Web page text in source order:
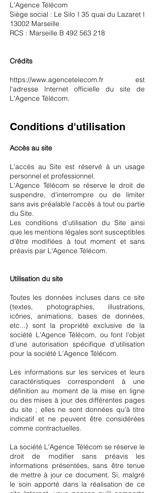
L'Agence Télécom
Siège social : Le Silo I 35 quai du Lazaret I
13002 Marseille
RCS : Marseille B 492 563 218
Crédits
https://www.agencetelecom.fr est
l'adresse Internet officielle du site de
L'Agence Télécom.
Conditions d'utilisation
Accès au site
L'accès au Site est réservé à un usage
personnel et professionnel.
L'Agence Télécom se réserve le droit de
suspendre, d'interrompre ou de limiter
sans avis préalable l'accès à tout ou partie
du Site.
Les conditions d’utilisation du Site ainsi
que les mentions légales sont susceptibles
d'être modifiées à tout moment et sans
préavis par L'Agence Télécom.
Utilisation du site
Toutes les données incluses dans ce site
(textes, photographies, illustrations,
icônes, animations, bases de données,
etc...) sont la propriété exclusive de la
société L'Agence Télécom, ou font l'objet
d'une autorisation spécifique d'utilisation
pour la société L'Agence Télécom.
Les informations sur les services et leurs
caractéristiques correspondent à une
définition au moment de la mise en ligne
ou des mises à jour des différentes pages
du site ; elles ne sont données qu'à titre
indicatif et ne peuvent être considérées
comme contractuelles.
La société L'Agence Télécom se réserve le
droit de modifier sans préavis les
informations présentées, sans être tenue
de mettre à jour ce document. Si, malgré
le soin apporté dans la réalisation de ce